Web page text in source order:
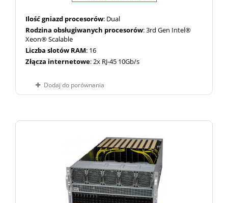
Ilość gniazd procesorów: Dual
Rodzina obsługiwanych procesorów: 3rd Gen Intel®
Xeon® Scalable
Liczba slotów RAM: 16
Złącza internetowe: 2x RJ-45 10Gb/s
Dodaj do porównania